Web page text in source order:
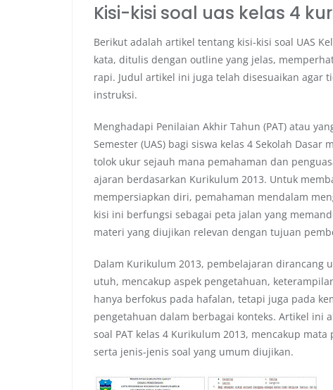
Kisi-kisi soal uas kelas 4
Berikut adalah artikel tentang kisi-kisi soal UAS
kata, ditulis dengan outline yang jelas,
rapi. Judul artikel ini juga telah disesuaikan agar
instruksi.
Menghadapi Penilaian Akhir Tahun (PAT) atau
Semester (UAS) bagi siswa kelas 4 Sekolah
tolok ukur sejauh mana pemahaman dan
ajaran berdasarkan Kurikulum 2013. Untuk
mempersiapkan diri, pemahaman mendalam
kisi ini berfungsi sebagai peta jalan yang
materi yang diujikan relevan dengan tujuan
Dalam Kurikulum 2013, pembelajaran dirancang
utuh, mencakup aspek pengetahuan,
hanya berfokus pada hafalan, tetapi juga pada
pengetahuan dalam berbagai konteks. Artikel ini
soal PAT kelas 4 Kurikulum 2013, mencakup
serta jenis-jenis soal yang umum diujikan.